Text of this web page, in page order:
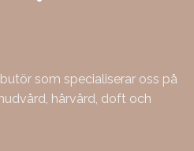
som specialiserar oss på
hårvård, doft och